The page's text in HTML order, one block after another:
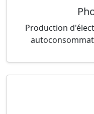
Production